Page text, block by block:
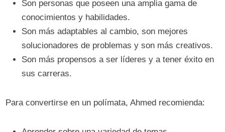
Son personas que poseen una amplia gama de
conocimientos y habilidades.
Son más adaptables al cambio, son mejores
solucionadores de problemas y son más creativos.
Son más propensos a ser líderes y a tener éxito en
sus carreras.
Para convertirse en un polímata, Ahmed recomienda: